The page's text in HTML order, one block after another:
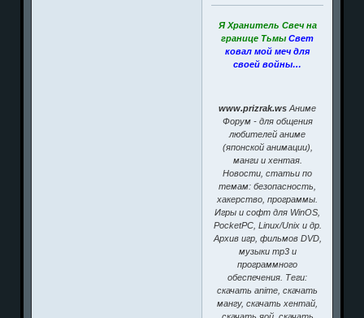
Я Хранитель Свеч на
границе Тьмы Свет
ковал мой меч для
своей войны…
www.prizrak.ws Аниме
Форум - для общения
любителей аниме
(японской анимации),
манги и хентая.
Новости, статьи по
темам: безопасность,
хакерство, программы.
Игры и софт для WinOS,
PocketPC, Linux/Unix и др.
Архив игр, фильмов DVD,
музыки mp3 и
программного
обеспечения. Теги:
скачать anime, скачать
мангу, скачать хентай,